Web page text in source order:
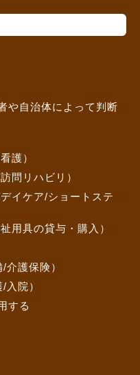
や自治体によって判断
護）
問リハビリ）
イケア/ショートステ
用具の貸与・購入）
護保険）
院）
する